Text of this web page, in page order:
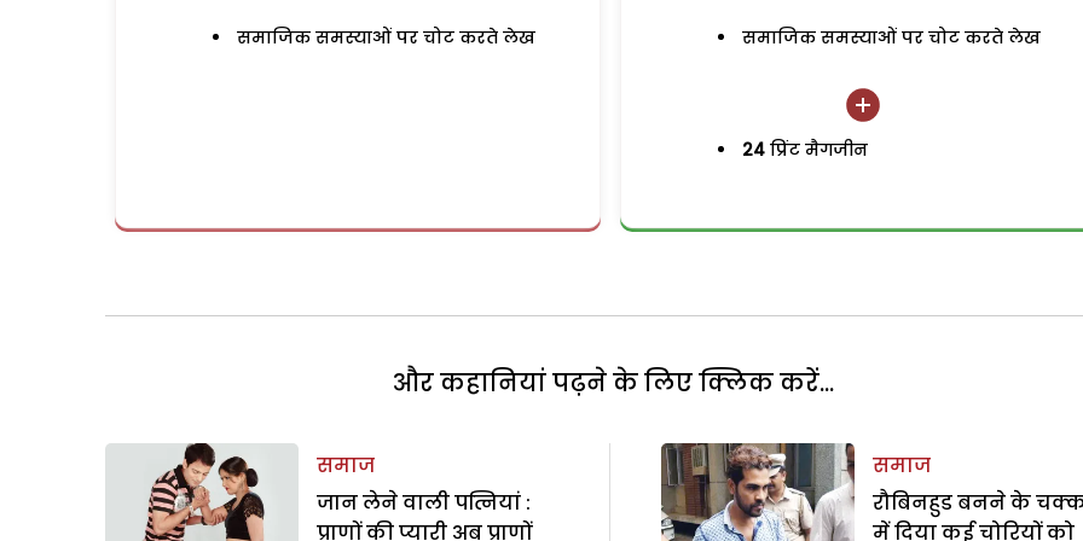
समाजिक समस्याओं पर चोट करते लेख समाजिक समस्याओं पर चोट करते लेख
24 प्रिंट मैगजीन
और कहानियां पढ़ने के लिए क्लिक करें...
समाज
जान लेने वाली पत्नियां :
प्राणों की प्यारी अब प्राणों
समाज
रौबिनहुड बनने के
में दिया कई चोरियों को